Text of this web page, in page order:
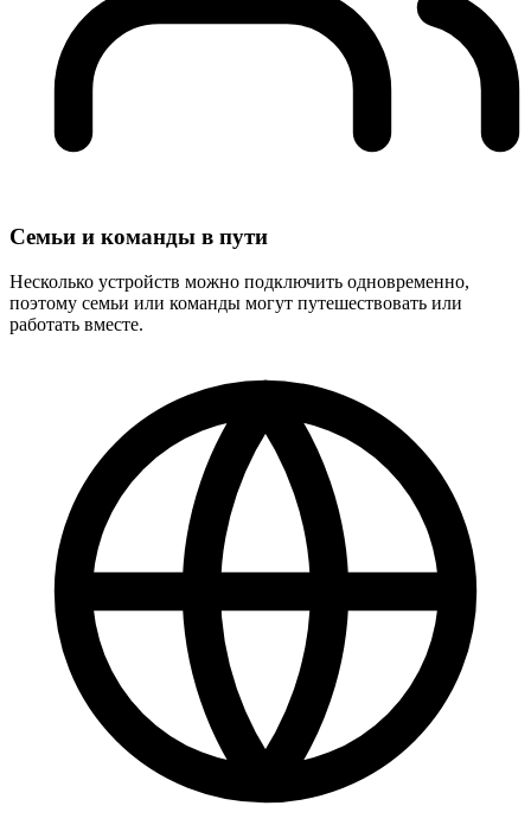
Семьи и команды в пути
Несколько устройств можно подключить одновременно,
поэтому семьи или команды могут путешествовать или
работать вместе.